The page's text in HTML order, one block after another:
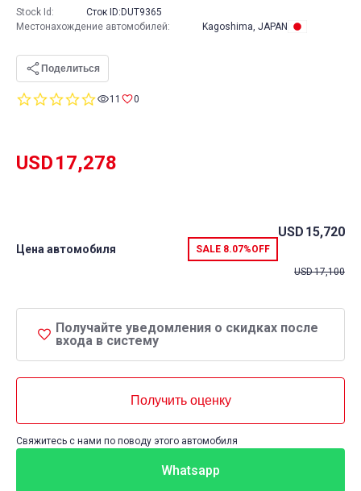
0.011 0
USD17,278
Цена автомобиля SALE 8.07%OFF
USD 15,720
USD17,100
Получайте уведомления о скидках после
входа в систему
Получить оценку
Свяжитесь с нами по поводу этого автомобиля
Whatsapp
Stock Id: Сток ID: DUT9365
Местонахождение автомобилей: Kagoshima, JAPAN
Поделиться